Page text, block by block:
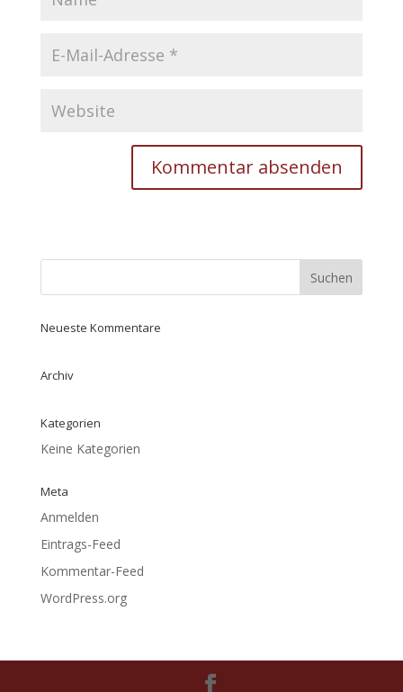
Neueste Kommentare
Archiv
Kategorien
Keine Kategorien
Meta
Anmelden
Eintrags-Feed
Kommentar-Feed
WordPress.org